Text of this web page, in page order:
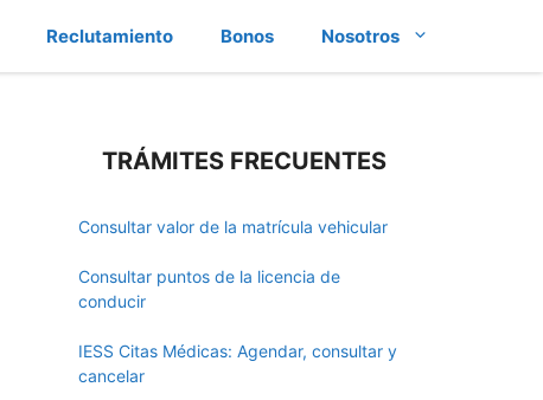
Reclutamiento Bonos Nosotros
TRÁMITES FRECUENTES
Consultar valor de la matrícula vehicular
Consultar puntos de la licencia de
conducir
IESS Citas Médicas: Agendar, consultar y
cancelar